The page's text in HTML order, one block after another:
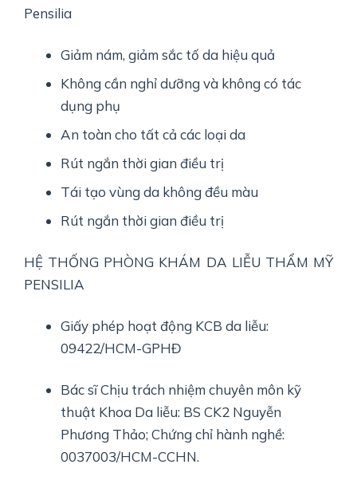
Pensilia
Giảm nám, giảm sắc tố da hiệu quả
Không cần nghỉ dưỡng và không có tác
dụng phụ
An toàn cho tất cả các loại da
Rút ngắn thời gian điều trị
Tái tạo vùng da không đều màu
Rút ngắn thời gian điều trị
HỆ THỐNG PHÒNG KHÁM DA LIỄU THẨM MỸ
PENSILIA
Giấy phép hoạt động KCB da liễu:
09422/HCM-GPHĐ
Bác sĩ Chịu trách nhiệm chuyên môn kỹ
thuật Khoa Da liễu: BS CK2 Nguyễn
Phương Thảo; Chứng chỉ hành nghề:
0037003/HCM-CCHN.